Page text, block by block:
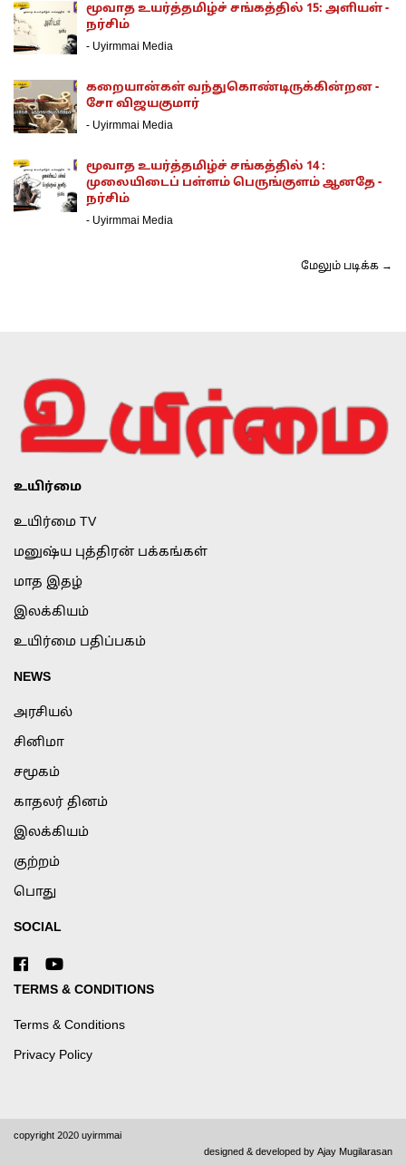
மூவாத உயர்த்தமிழ்ச் சங்கத்தில் 15: அளியள் -
நர்சிம்
- Uyirmmai Media
கறையான்கள் வந்துகொண்டிருக்கின்றன -
சோ விஜயகுமார்
- Uyirmmai Media
மூவாத உயர்த்தமிழ்ச் சங்கத்தில் 14 :
முலையிடைப் பள்ளம் பெருங்குளம் ஆனதே -
நர்சிம்
- Uyirmmai Media
மேலும் படிக்க →
உயிர்மை
உயிர்மை TV
மனுஷ்ய புத்திரன் பக்கங்கள்
மாத இதழ்
இலக்கியம்
உயிர்மை பதிப்பகம்
NEWS
அரசியல்
சினிமா
சமூகம்
காதலர் தினம்
இலக்கியம்
குற்றம்
பொது
SOCIAL
TERMS & CONDITIONS
Terms & Conditions
Privacy Policy
copyright 2020 uyirmmai
designed & developed by Ajay Mugilarasan